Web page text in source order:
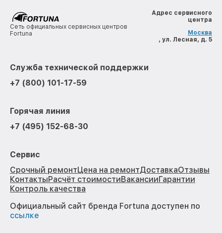
Сеть официальных сервисных центров
Fortuna
Адрес сервисного
центра
Москва
, ул. Лесная, д. 5
Служба технической поддержки
+7 (800) 101-17-59
Горячая линия
+7 (495) 152-68-30
Сервис
Срочный ремонтЦена на ремонтДоставкаОтзывы
КонтактыРасчёт стоимостиВакансииГарантии
Контроль качества
Официальный сайт бренда Fortuna доступен по
ссылке